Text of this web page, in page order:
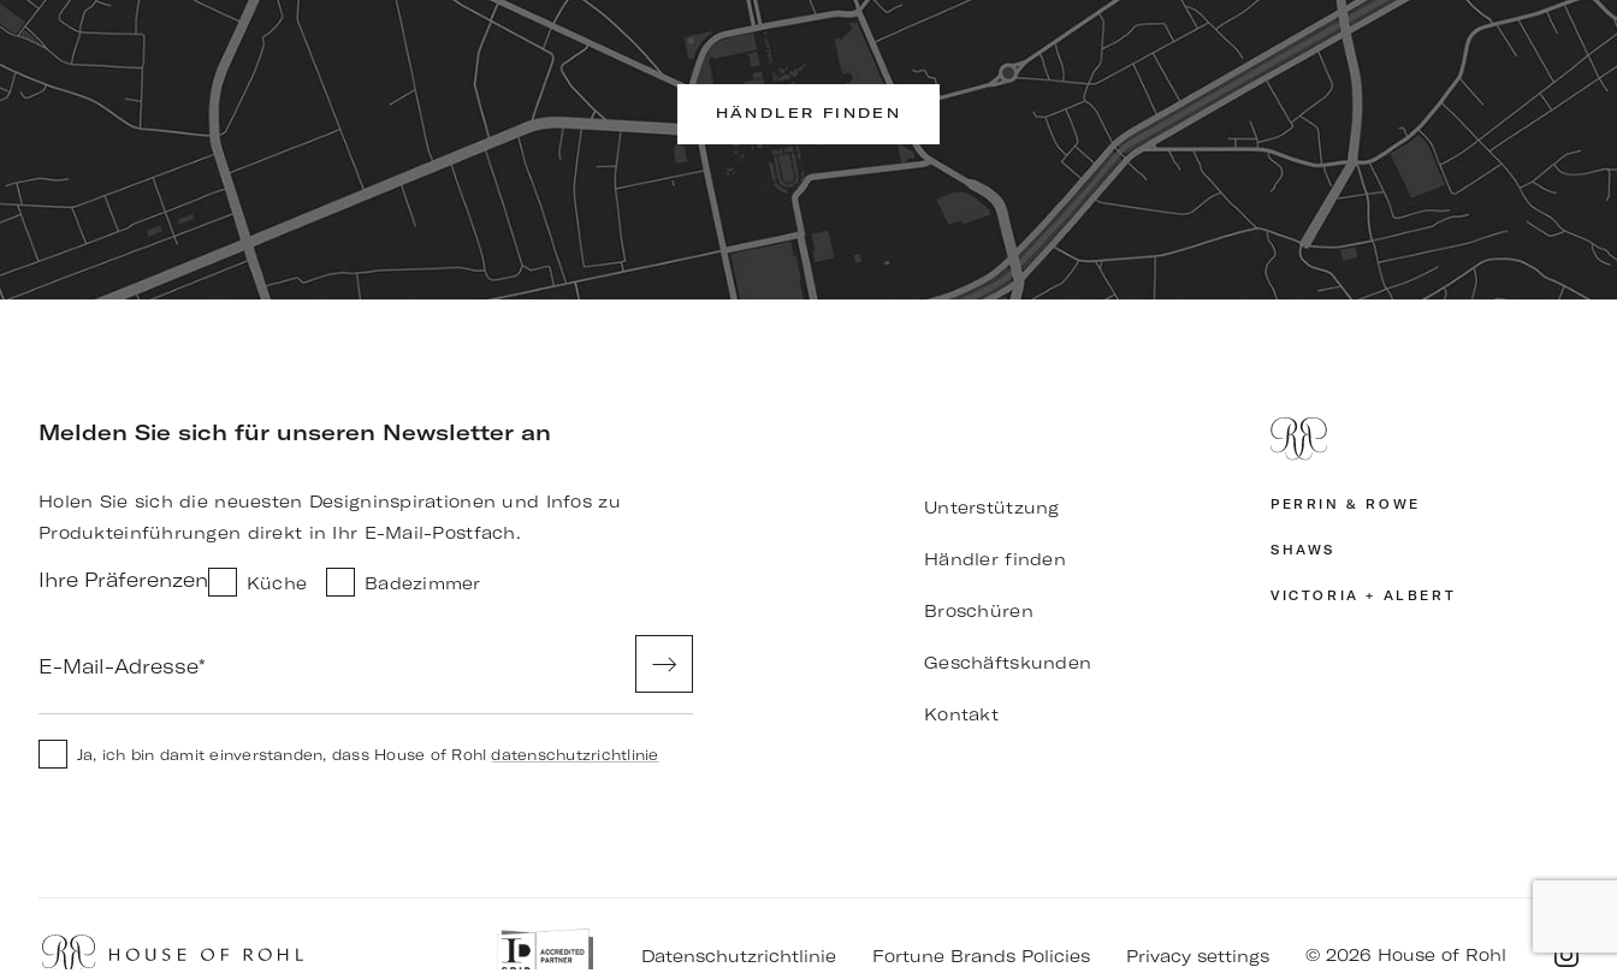
HÄNDLER FINDEN
Melden Sie sich für unseren Newsletter an
Holen Sie sich die neuesten Designinspirationen und Infos zu
Produkteinführungen direkt in Ihr E-Mail-Postfach.
Ihre Präferenzen Küche Badezimmer
E-Mail-Adresse*
Ja, ich bin damit einverstanden, dass House of Rohldatenschutzrichtlinie
Unterstützung
Händler finden
Broschüren
Geschäftskunden
Kontakt
PERRIN & ROWE
SHAWS
VICTORIA + ALBERT
Datenschutzrichtlinie Fortune Brands Policies Privacy settings © 2026 House of Rohl